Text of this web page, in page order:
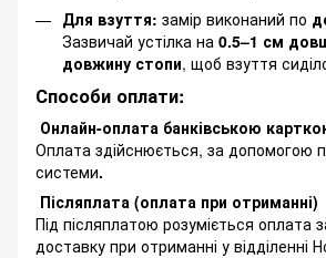
Для взуття: замір виконаний по
Зазвичай устілка на 0.5–1 см
довжину стопи, щоб взуття
Способи оплати:
Онлайн-оплата банківською
Оплата здійснюється, за допомогою
системи.
Післяплата (оплата при отриманні)
Під післяплатою розуміється оплата
доставку при отриманні у відділенні